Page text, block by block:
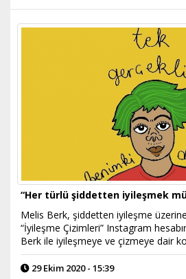
“Her türlü şiddetten iyileşmek
Melis Berk, şiddetten iyileşme
“İyileşme Çizimleri” Instagram
Berk ile iyileşmeye ve çizmeye dair
29 Ekim 2020 - 15:39